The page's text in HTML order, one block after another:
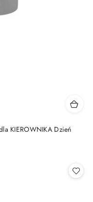
KIEROWNIKA Dzień